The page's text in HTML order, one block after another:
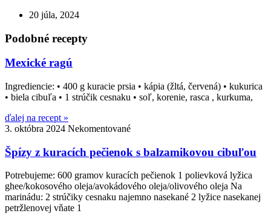
20 júla, 2024
Podobné recepty
Mexické ragú
Ingrediencie: • 400 g kuracie prsia • kápia (žltá, červená) • kukurica
• biela cibuľa • 1 strúčik cesnaku • soľ, korenie, rasca , kurkuma,
ďalej na recept »
3. októbra 2024 Nekomentované
Špízy z kuracích pečienok s balzamikovou cibuľou
Potrebujeme: 600 gramov kuracích pečienok 1 polievková lyžica
ghee/kokosového oleja/avokádového oleja/olivového oleja Na
marinádu: 2 strúčiky cesnaku najemno nasekané 2 lyžice nasekanej
petržlenovej vňate 1